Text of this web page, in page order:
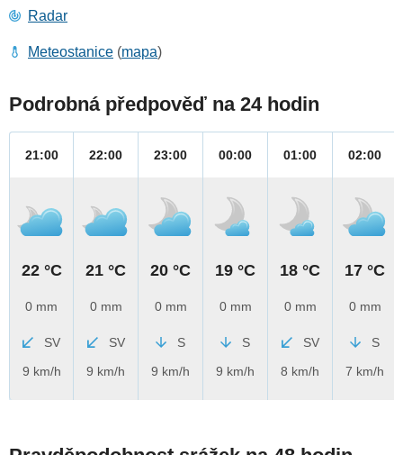
Radar
Meteostanice (mapa)
Podrobná předpověď na 24 hodin
21:00
22 °C
0 mm
SV
9 km/h
22:00
21 °C
0 mm
SV
9 km/h
23:00
20 °C
0 mm
S
9 km/h
00:00
19 °C
0 mm
S
9 km/h
01:00
18 °C
0 mm
SV
8 km/h
02:00
17 °C
0 mm
S
7 km/h